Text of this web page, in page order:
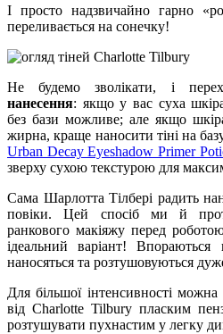
І просто надзвичайно гарно
переливається на сонечку!
Не будемо зволікати, і
нанесення: якщо у вас суха
без бази можливе; але якщо
жирна, краще наносити тіні на
Urban Decay Eyeshadow Primer
зверху сухою текстурою для
Сама Шарлотта Тілбері радить
повіки. Цей спосіб ми й
ранкового макіяжу перед
ідеальний варіант! Впораються
наносяться та розтушовуються
Для більшої інтенсивності
від Charlotte Tilbury пласким
розтушувати пухнастим у легку